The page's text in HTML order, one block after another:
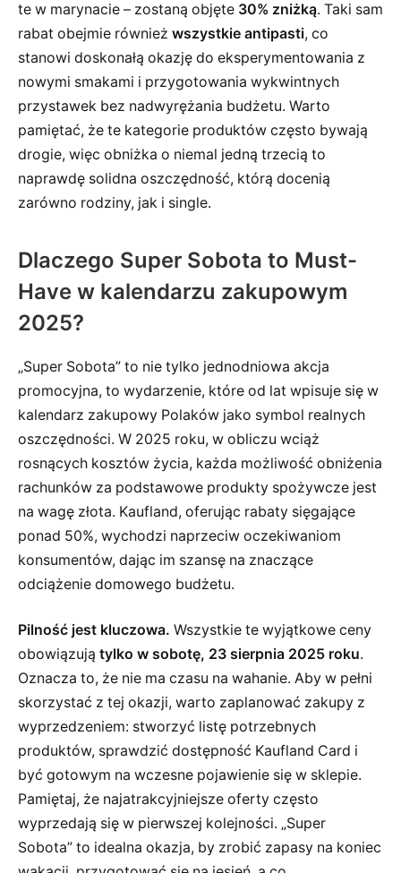
te w marynacie – zostaną objęte 30% zniżką. Taki sam
rabat obejmie również wszystkie antipasti, co
stanowi doskonałą okazję do eksperymentowania z
nowymi smakami i przygotowania wykwintnych
przystawek bez nadwyrężania budżetu. Warto
pamiętać, że te kategorie produktów często bywają
drogie, więc obniżka o niemal jedną trzecią to
naprawdę solidna oszczędność, którą docenią
zarówno rodziny, jak i single.
Dlaczego Super Sobota to Must-
Have w kalendarzu zakupowym
2025?
„Super Sobota” to nie tylko jednodniowa akcja
promocyjna, to wydarzenie, które od lat wpisuje się w
kalendarz zakupowy Polaków jako symbol realnych
oszczędności. W 2025 roku, w obliczu wciąż
rosnących kosztów życia, każda możliwość obniżenia
rachunków za podstawowe produkty spożywcze jest
na wagę złota. Kaufland, oferując rabaty sięgające
ponad 50%, wychodzi naprzeciw oczekiwaniom
konsumentów, dając im szansę na znaczące
odciążenie domowego budżetu.
Pilność jest kluczowa. Wszystkie te wyjątkowe ceny
obowiązują tylko w sobotę, 23 sierpnia 2025 roku.
Oznacza to, że nie ma czasu na wahanie. Aby w pełni
skorzystać z tej okazji, warto zaplanować zakupy z
wyprzedzeniem: stworzyć listę potrzebnych
produktów, sprawdzić dostępność Kaufland Card i
być gotowym na wczesne pojawienie się w sklepie.
Pamiętaj, że najatrakcyjniejsze oferty często
wyprzedają się w pierwszej kolejności. „Super
Sobota” to idealna okazja, by zrobić zapasy na koniec